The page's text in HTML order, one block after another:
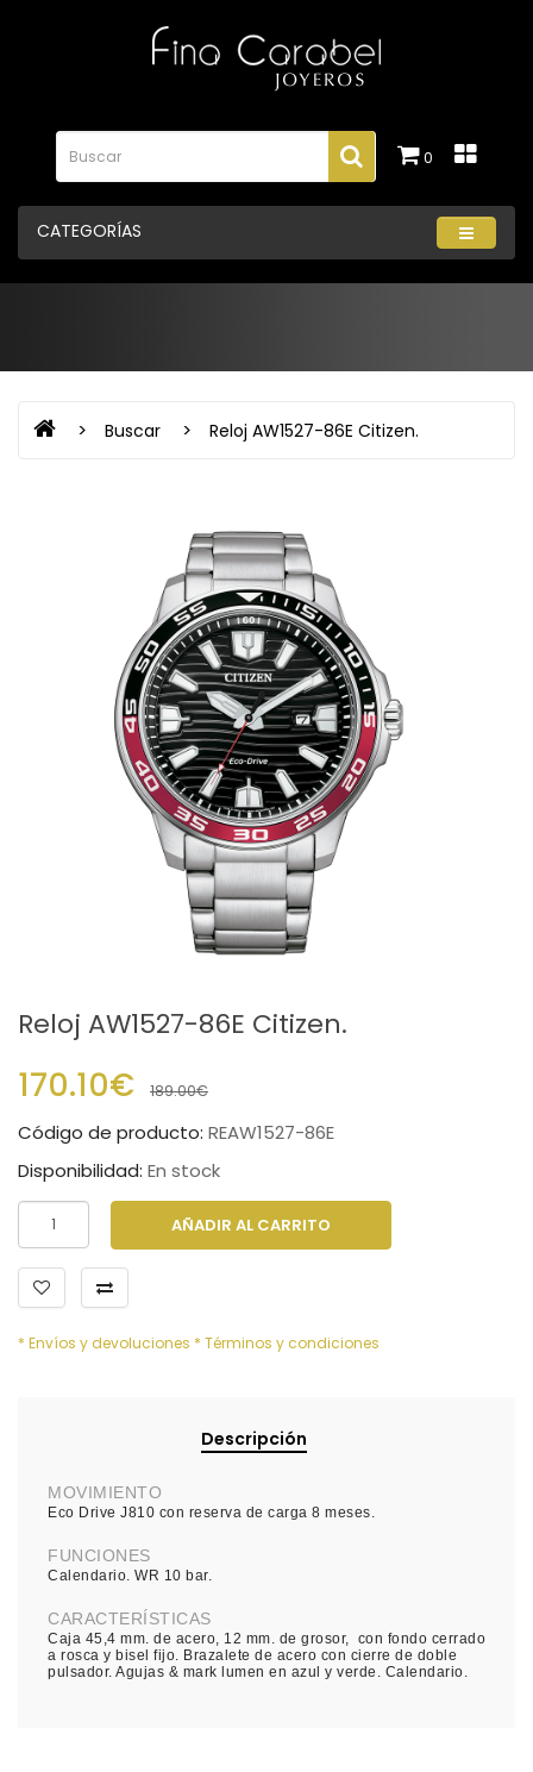
0
CATEGORÍAS
Buscar Reloj AW1527-86E Citizen.
Reloj AW1527-86E Citizen.
170.10€ 189.00€
Código de producto: REAW1527-86E
Disponibilidad: En stock
AÑADIR AL CARRITO
* Envíos y devoluciones * Términos y condiciones
Descripción
MOVIMIENTO
Eco Drive J810 con reserva de carga 8 meses.
FUNCIONES
Calendario. WR 10 bar.
CARACTERÍSTICAS
Caja 45,4 mm. de acero, 12 mm. de grosor, con fondo cerrado
a rosca y bisel fijo. Brazalete de acero con cierre de doble
pulsador. Agujas & mark lumen en azul y verde. Calendario.